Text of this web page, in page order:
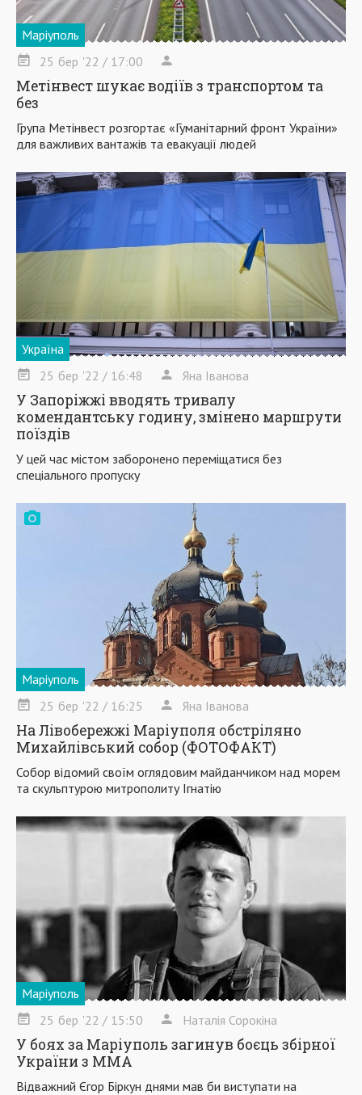
Маріуполь
25 бер '22 / 17:00
Метінвест шукає водіїв з транспортом та
без
Група Метінвест розгортає «Гуманітарний фронт України»
для важливих вантажів та евакуації людей
Україна
25 бер '22 / 16:48 Яна Іванова
У Запоріжжі вводять тривалу
комендантську годину, змінено маршрути
поїздів
У цей час містом заборонено переміщатися без
спеціального пропуску
Маріуполь
25 бер '22 / 16:25 Яна Іванова
На Лівобережжі Маріуполя обстріляно
Михайлівський собор (ФОТОФАКТ)
Собор відомий своїм оглядовим майданчиком над морем
та скульптурою митрополиту Ігнатію
Маріуполь
25 бер '22 / 15:50 Наталія Сорокіна
У боях за Маріуполь загинув боєць збірної
України з ММА
Відважний Єгор Біркун днями мав би виступати на